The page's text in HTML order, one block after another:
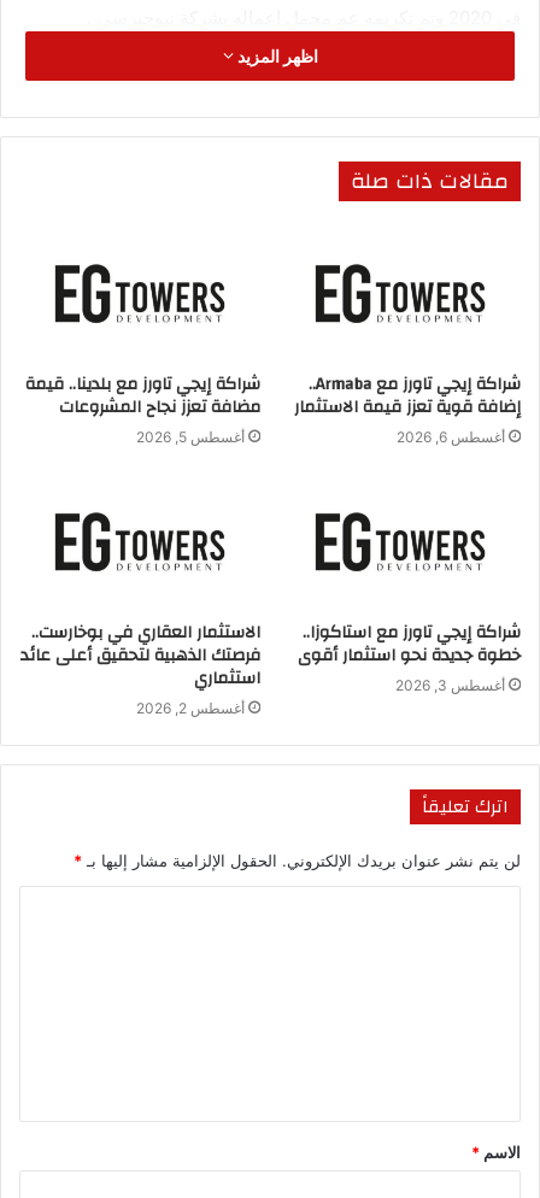
يذكر أن برنامج بيوتنا قامت بجولة داخل مشروعات شركة نيوجيرسي
r7 بالعاصمة الإدارية الجديدة
كما قامت ايضا بجولة داخل منطقة الداون تاون وبالتحديد مشروع
إداري في قلب منطقة الداون تاون ،، كما حضرت كاميرا البرنامج
أيضا ايفيت الشركة لمشروع جينيسيس.
a
c
o
k
a
st
o
m
h
العاصمة الادارية الجديدة برنامج بيوتنا العقاري
يوسف جرجس رئيس مجلس ادارة شركة نيو جيرسي
اظهر المزيد
مقالات ذات صلة
شراكة إيجي تاورز مع Armaba..
إضافة قوية تعزز قيمة الاستثمار
أغسطس 6, 2026
شراكة إيجي تاورز مع بلدينا.. قيمة
مضافة تعزز نجاح المشروعات
أغسطس 5, 2026
شراكة إيجي تاورز مع استاكوزا..
خطوة جديدة نحو استثمار أقوى
أغسطس 3, 2026
الاستثمار العقاري في بوخارست..
فرصتك الذهبية لتحقيق أعلى عائد
استثماري
أغسطس 2, 2026
اترك تعليقاً
لن يتم نشر عنوان بريدك الإلكتروني. الحقول الإلزامية مشار إليها بـ *
الاسم *